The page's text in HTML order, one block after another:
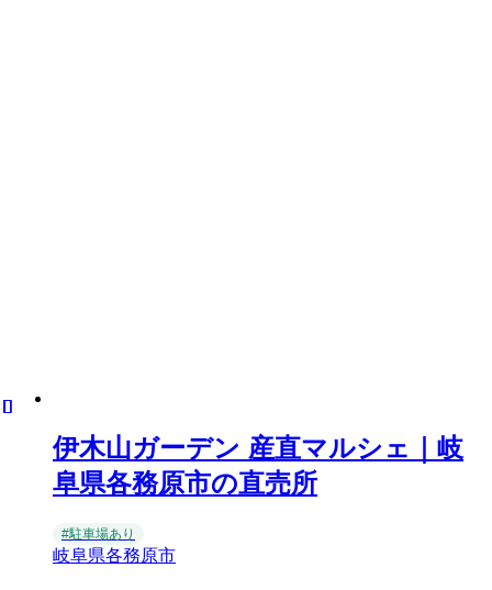
伊木山ガーデン 産直マルシェ｜岐
阜県各務原市の直売所
#駐車場あり
岐阜県各務原市